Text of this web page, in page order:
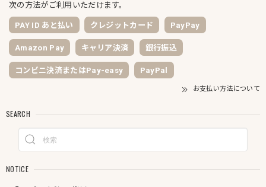
次の方法がご利用いただけます。
PAY ID あと払い クレジットカード PayPay
Amazon Pay キャリア決済 銀行振込
コンビニ決済またはPay-easy PayPal
お支払い方法について
SEARCH
NOTICE